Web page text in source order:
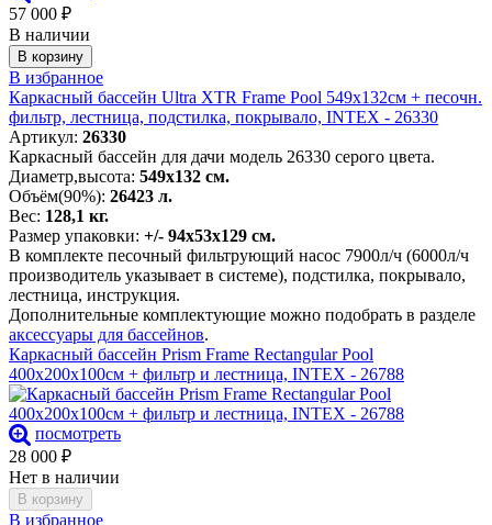
57 000 ₽
В наличии
В корзину
В избранное
Каркасный бассейн Ultra XTR Frame Pool 549х132см + песочн.
фильтр, лестница, подстилка, покрывало, INTEX - 26330
Артикул: 26330
Каркасный бассейн для дачи модель 26330 серого цвета.
Диаметр,высота: 549х132 см.
Объём(90%): 26423 л.
Вес: 128,1 кг.
Размер упаковки: +/- 94х53х129 см.
В комплекте песочный фильтрующий насос 7900л/ч (6000л/ч
производитель указывает в системе), подстилка, покрывало,
лестница, инструкция.
Дополнительные комплектующие можно подобрать в разделе
аксессуары для бассейнов.
Каркасный бассейн Prism Frame Rectangular Pool
400х200х100см + фильтр и лестница, INTEX - 26788
посмотреть
28 000 ₽
Нет в наличии
В корзину
В избранное